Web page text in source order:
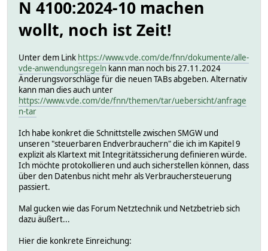
N 4100:2024-10 machen
wollt, noch ist Zeit!
Unter dem Link https://www.vde.com/de/fnn/dokumente/alle-
vde-anwendungsregeln kann man noch bis 27.11.2024
Änderungsvorschläge für die neuen TABs abgeben. Alternativ
kann man dies auch unter
https://www.vde.com/de/fnn/themen/tar/uebersicht/anfrage
n-tar
Ich habe konkret die Schnittstelle zwischen SMGW und
unseren "steuerbaren Endverbrauchern" die ich im Kapitel 9
explizit als Klartext mit Integritätssicherung definieren würde.
Ich möchte protokollieren und auch sicherstellen können, dass
über den Datenbus nicht mehr als Verbrauchersteuerung
passiert.
Mal gucken wie das Forum Netztechnik und Netzbetrieb sich
dazu äußert...
Hier die konkrete Einreichung: